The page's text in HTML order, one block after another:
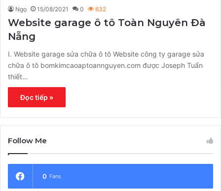
Ngọ 15/08/2021 0 632
Website garage ô tô Toàn Nguyên Đà
Nẵng
I. Website garage sửa chữa ô tô Website công ty garage sửa
chữa ô tô bomkimcaoaptoannguyen.com được Joseph Tuấn
thiết…
Đọc tiếp »
Follow Me
0 Fans